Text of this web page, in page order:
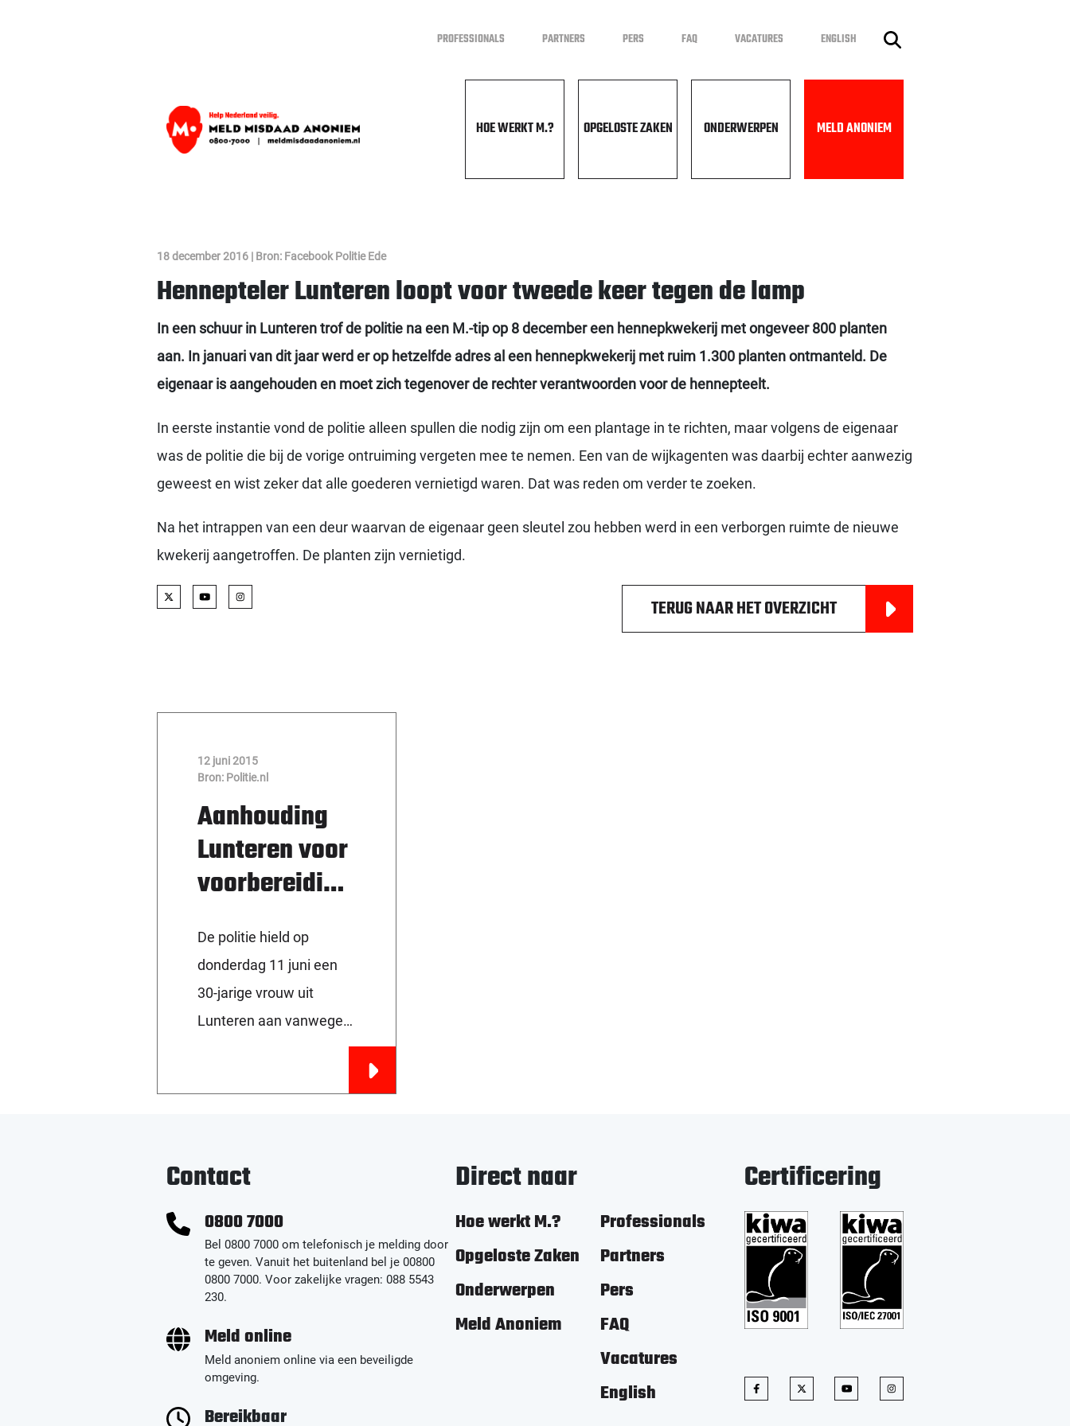
PROFESSIONALS PARTNERS PERS FAQ VACATURES ENGLISH
HOE WERKT M.? OPGELOSTE ZAKEN ONDERWERPEN MELD ANONIEM
18 december 2016 | Bron: Facebook Politie Ede
Hennepteler Lunteren loopt voor tweede keer tegen de lamp
In een schuur in Lunteren trof de politie na een M.-tip op 8 december een hennepkwekerij met ongeveer 800 planten
aan. In januari van dit jaar werd er op hetzelfde adres al een hennepkwekerij met ruim 1.300 planten ontmanteld. De
eigenaar is aangehouden en moet zich tegenover de rechter verantwoorden voor de hennepteelt.
In eerste instantie vond de politie alleen spullen die nodig zijn om een plantage in te richten, maar volgens de eigenaar
was de politie die bij de vorige ontruiming vergeten mee te nemen. Een van de wijkagenten was daarbij echter aanwezig
geweest en wist zeker dat alle goederen vernietigd waren. Dat was reden om verder te zoeken.
Na het intrappen van een deur waarvan de eigenaar geen sleutel zou hebben werd in een verborgen ruimte de nieuwe
kwekerij aangetroffen. De planten zijn vernietigd.
TERUG NAAR HET OVERZICHT
12 juni 2015
Bron: Politie.nl
Aanhouding
Lunteren voor
voorbereiding
De politie hield op
donderdag 11 juni een
30-jarige vrouw uit
Lunteren aan vanwege
Westelijke Parallelweg
ontdekten ze een
opslagruimte waar
goederen stonden die
worden gebruikt voor
hennepteelt. Ook was
het stroom al illegaal
omgeleid. De vrouw is
aangehouden en de
Contact
0800 7000
Bel 0800 7000 om telefonisch je melding door
te geven. Vanuit het buitenland bel je 00800
0800 7000. Voor zakelijke vragen: 088 5543
230.
Meld online
Meld anoniem online via een beveiligde
omgeving.
Bereikbaar
Direct naar
Hoe werkt M.?
Opgeloste Zaken
Onderwerpen
Meld Anoniem
Professionals
Partners
Pers
FAQ
Vacatures
English
Certificering